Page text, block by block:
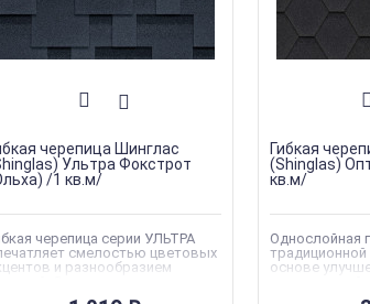
черепица Шинглас
Ультра Фокстрот
/1 кв.м/
черепица серии УЛЬТРА
смелостью цветовых
и разнообразием
сочетаний цвета и
Гибкая
(Shinglas)
кв.м/
Однослойная
основе
бюджетного